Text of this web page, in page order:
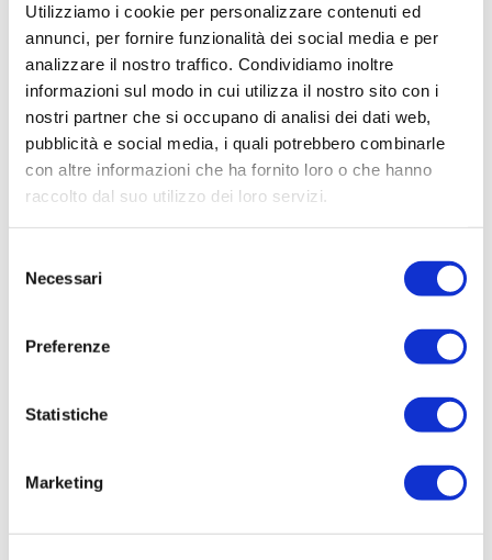
Utilizziamo i cookie per personalizzare contenuti ed
annunci, per fornire funzionalità dei social media e per
analizzare il nostro traffico. Condividiamo inoltre
informazioni sul modo in cui utilizza il nostro sito con i
nostri partner che si occupano di analisi dei dati web,
pubblicità e social media, i quali potrebbero combinarle
con altre informazioni che ha fornito loro o che hanno
raccolto dal suo utilizzo dei loro servizi.
delNecessari
Preferenze
Statistiche
Marketing
Oggetto:
FORNITURA E POSA DI 4 ELETTROPOMPE
SOMMERSE, TUBAZIONI E COLLEGAMENTI
IDRAULICI ED ELETTRICI PER ACQ.MOCHETTA-
GORIZIA
Elenco operatori invitati:
Codice Fiscale:
Affidamento ai sensi del Regolamento Generale
Aziendale per Lavori Servizi e Forniture (art.238,
Aggiudicatario Nome:
fisc. 01936270303
41000,0000
pronta